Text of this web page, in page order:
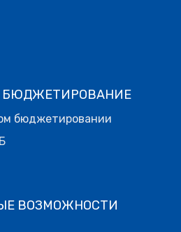
бюджетировании
ВОЗМОЖНОСТИ